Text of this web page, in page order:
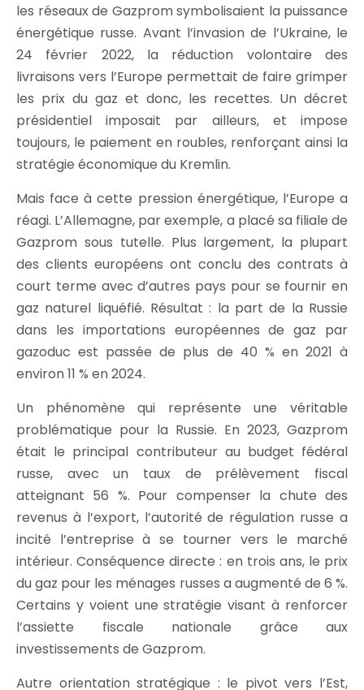
les réseaux de Gazprom symbolisaient la puissance
énergétique russe. Avant l’invasion de l’Ukraine, le
24 février 2022, la réduction volontaire des
livraisons vers l’Europe permettait de faire grimper
les prix du gaz et donc, les recettes. Un décret
présidentiel imposait par ailleurs, et impose
toujours, le paiement en roubles, renforçant ainsi la
stratégie économique du Kremlin.
Mais face à cette pression énergétique, l’Europe a
réagi. L’Allemagne, par exemple, a placé sa filiale de
Gazprom sous tutelle. Plus largement, la plupart
des clients européens ont conclu des contrats à
court terme avec d’autres pays pour se fournir en
gaz naturel liquéfié. Résultat : la part de la Russie
dans les importations européennes de gaz par
gazoduc est passée de plus de 40 % en 2021 à
environ 11 % en 2024.
Un phénomène qui représente une véritable
problématique pour la Russie. En 2023, Gazprom
était le principal contributeur au budget fédéral
russe, avec un taux de prélèvement fiscal
atteignant 56 %. Pour compenser la chute des
revenus à l’export, l’autorité de régulation russe a
incité l’entreprise à se tourner vers le marché
intérieur. Conséquence directe : en trois ans, le prix
du gaz pour les ménages russes a augmenté de 6 %.
Certains y voient une stratégie visant à renforcer
l’assiette fiscale nationale grâce aux
investissements de Gazprom.
Autre orientation stratégique : le pivot vers l’Est,